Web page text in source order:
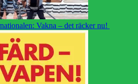
Vakna – det räcker nu!